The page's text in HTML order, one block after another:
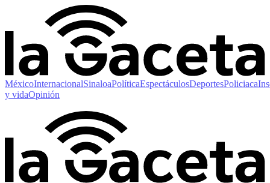
MéxicoInternacionalSinaloaPolíticaEspectáculosDeportesPoliciaca
y vidaOpinión